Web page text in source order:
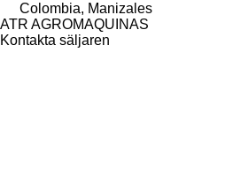
Colombia, Manizales
ATR AGROMAQUINAS
Kontakta säljaren